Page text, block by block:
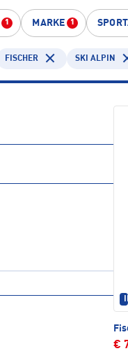
1 MARKE 1
FISCHER SKI ALPIN
€